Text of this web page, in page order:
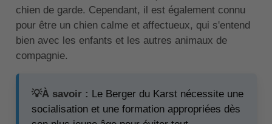
chien de garde. Cependant, il est également connu
pour être un chien calme et affectueux, qui s'entend
bien avec les enfants et les autres animaux de
compagnie.
💡À savoir : Le Berger du Karst nécessite une
socialisation et une formation appropriées dès